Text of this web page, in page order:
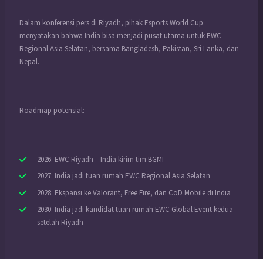
Dalam konferensi pers di Riyadh, pihak Esports World Cup
menyatakan bahwa India bisa menjadi pusat utama untuk EWC
Regional Asia Selatan, bersama Bangladesh, Pakistan, Sri Lanka, dan
Nepal.
Roadmap potensial:
2026: EWC Riyadh – India kirim tim BGMI
2027: India jadi tuan rumah EWC Regional Asia Selatan
2028: Ekspansi ke Valorant, Free Fire, dan CoD Mobile di India
2030: India jadi kandidat tuan rumah EWC Global Event kedua
setelah Riyadh